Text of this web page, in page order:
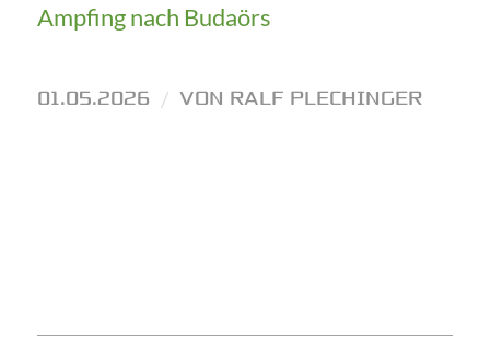
Ampfing nach Budaörs
01.05.2026 / VON RALF PLECHINGER